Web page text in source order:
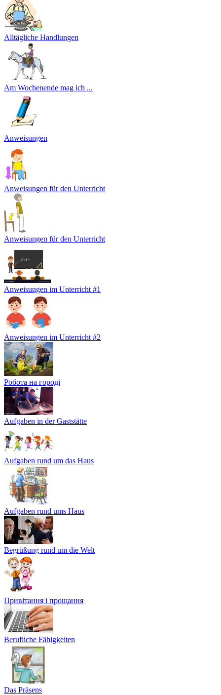
Alltägliche Handlungen
Am Wochenende mag ich ...
Anweisungen
Anweisungen für den Unterricht
Anweisungen für den Unterricht
Anweisungen im Unterricht #1
Anweisungen im Unterricht #2
Робота на городі
Aufgaben in der Gaststätte
Aufgaben rund um das Haus
Aufgaben rund ums Haus
Begrüßung rund um die Welt
Привітання і прощання
Berufliche Fähigkeiten
Das Präsens